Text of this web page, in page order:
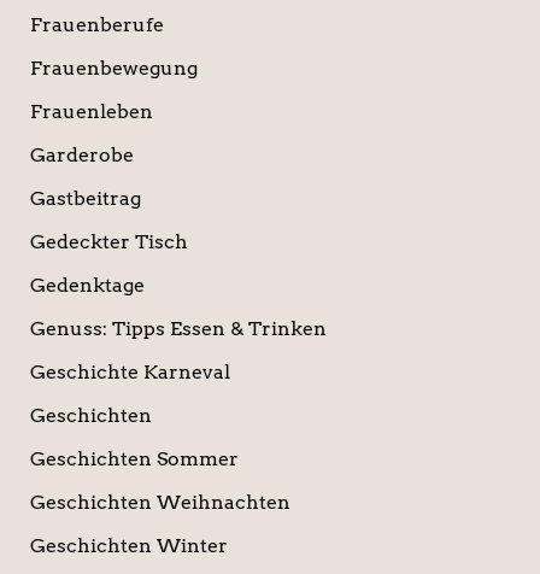
Frauenberufe
Frauenbewegung
Frauenleben
Garderobe
Gastbeitrag
Gedeckter Tisch
Gedenktage
Genuss: Tipps Essen & Trinken
Geschichte Karneval
Geschichten
Geschichten Sommer
Geschichten Weihnachten
Geschichten Winter